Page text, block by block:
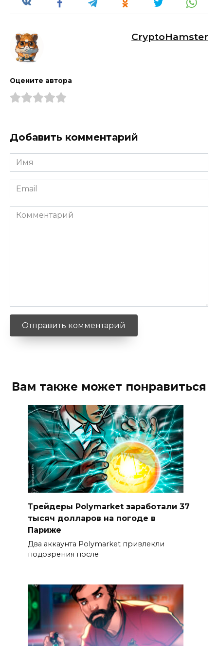
CryptoHamster
Оцените автора
Добавить комментарий
Имя
*
Email
*
Комментарий
Вам также может понравиться
Трейдеры Polymarket заработали 37
тысяч долларов на погоде в
Париже
Два аккаунта Polymarket привлекли
подозрения после